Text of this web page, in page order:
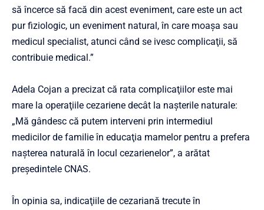
să încerce să facă din acest eveniment, care este un act
pur fiziologic, un eveniment natural, în care moaşa sau
medicul specialist, atunci când se ivesc complicaţii, să
contribuie medical.”
Adela Cojan a precizat că rata complicaţiilor este mai
mare la operaţiile cezariene decât la naşterile naturale:
„Mă gândesc că putem interveni prin intermediul
medicilor de familie în educaţia mamelor pentru a prefera
naşterea naturală în locul cezarienelor”, a arătat
președintele CNAS.
În opinia sa, indicaţiile de cezariană trecute în